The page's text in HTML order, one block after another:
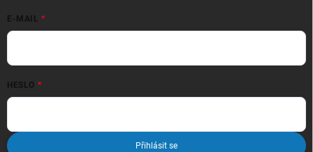
E-MAIL
HESLO
Přihlásit se